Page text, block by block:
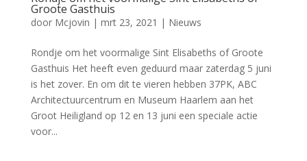
Groote Gasthuis
door Mcjovin | mrt 23, 2021 | Nieuws
Rondje om het voormalige Sint Elisabeths of Groote
Gasthuis Het heeft even geduurd maar zaterdag 5 juni
is het zover. En om dit te vieren hebben 37PK, ABC
Architectuurcentrum en Museum Haarlem aan het
Groot Heiligland op 12 en 13 juni een speciale actie
voor...